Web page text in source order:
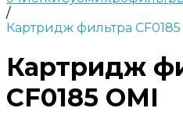
/
Картридж фильтра CF0185
Картридж
CF0185 OMI